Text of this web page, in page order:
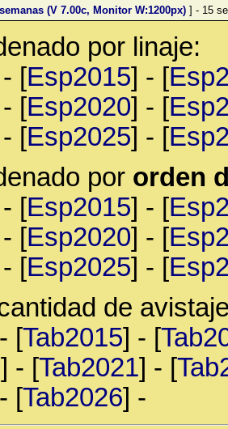
(V 7.00c, Monitor W:1200px) ] - 15
por linaje:
[Esp2015] - [
[Esp2020] - [
[Esp2025] - [
por orden
[Esp2015] - [
[Esp2020] - [
[Esp2025] - [
de
[Tab2015] - [
] - [Tab2021] - [
[Tab2026] -